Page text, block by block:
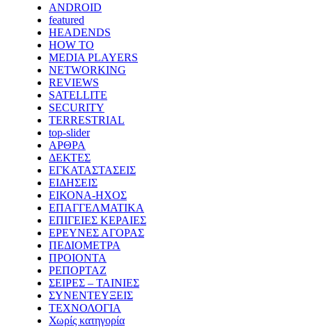
ANDROID
featured
HEADENDS
HOW TO
MEDIA PLAYERS
NETWORKING
REVIEWS
SATELLITE
SECURITY
TERRESTRIAL
top-slider
ΑΡΘΡΑ
ΔΕΚΤΕΣ
ΕΓΚΑΤΑΣΤΑΣΕΙΣ
ΕΙΔΗΣΕΙΣ
ΕΙΚΟΝΑ-ΗΧΟΣ
ΕΠΑΓΓΕΛΜΑΤΙΚΑ
ΕΠΙΓΕΙΕΣ ΚΕΡΑΙΕΣ
ΕΡΕΥΝΕΣ ΑΓΟΡΑΣ
ΠΕΔΙΟΜΕΤΡΑ
ΠΡΟΙΟΝΤΑ
ΡΕΠΟΡΤΑΖ
ΣΕΙΡΕΣ – ΤΑΙΝΙΕΣ
ΣΥΝΕΝΤΕΥΞΕΙΣ
ΤΕΧΝΟΛΟΓΙΑ
Χωρίς κατηγορία